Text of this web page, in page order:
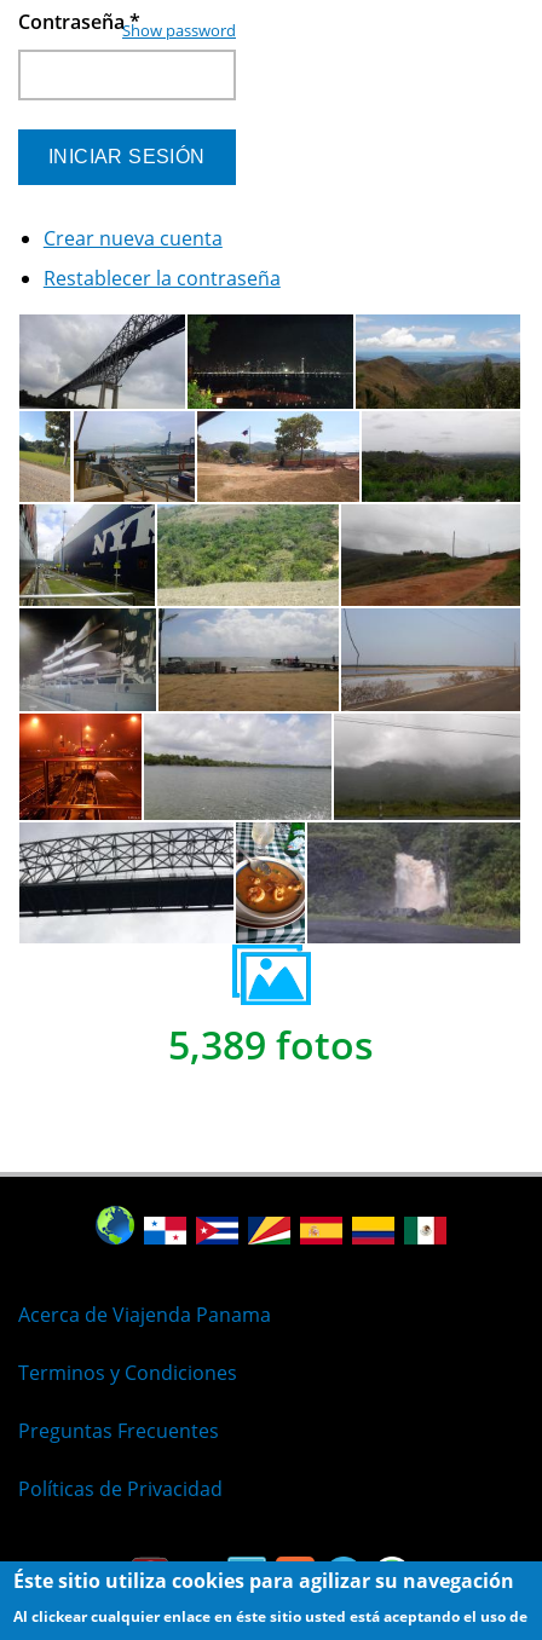
Contraseña*
Show password
Crear nueva cuenta
Restablecer la contraseña
5,389 fotos
Acerca de Viajenda Panama
Terminos y Condiciones
Preguntas Frecuentes
Políticas de Privacidad
Éste sitio utiliza cookies para agilizar su navegación
Al clickear cualquier enlace en éste sitio usted está aceptando el uso de